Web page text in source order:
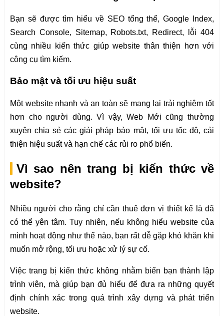
Bạn sẽ được tìm hiểu về SEO tổng thể, Google Index,
Search Console, Sitemap, Robots.txt, Redirect, lỗi 404
cùng nhiều kiến thức giúp website thân thiện hơn với
công cụ tìm kiếm.
Bảo mật và tối ưu hiệu suất
Một website nhanh và an toàn sẽ mang lại trải nghiệm tốt
hơn cho người dùng. Vì vậy, Web Mới cũng thường
xuyên chia sẻ các giải pháp bảo mật, tối ưu tốc độ, cải
thiện hiệu suất và hạn chế các rủi ro phổ biến.
Vì sao nên trang bị kiến thức về
website?
Nhiều người cho rằng chỉ cần thuê đơn vị thiết kế là đã
có thể yên tâm. Tuy nhiên, nếu không hiểu website của
mình hoạt động như thế nào, bạn rất dễ gặp khó khăn khi
muốn mở rộng, tối ưu hoặc xử lý sự cố.
Việc trang bị kiến thức không nhằm biến bạn thành lập
trình viên, mà giúp bạn đủ hiểu để đưa ra những quyết
định chính xác trong quá trình xây dựng và phát triển
website.